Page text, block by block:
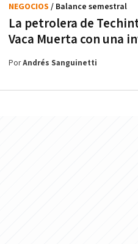
La petrolera de
Vaca Muerta con una
NEGOCIOS / Balance semestral
PorAndrés Sanguinetti